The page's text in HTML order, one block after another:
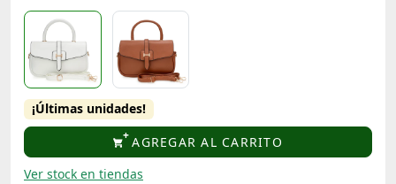
¡Últimas unidades!
AGREGAR AL CARRITO
Ver stock en tiendas